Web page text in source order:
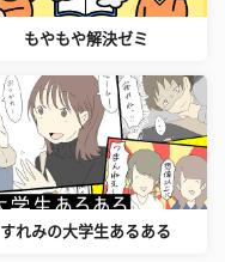
もやもや解決ゼミ
すれみの大学生あるある